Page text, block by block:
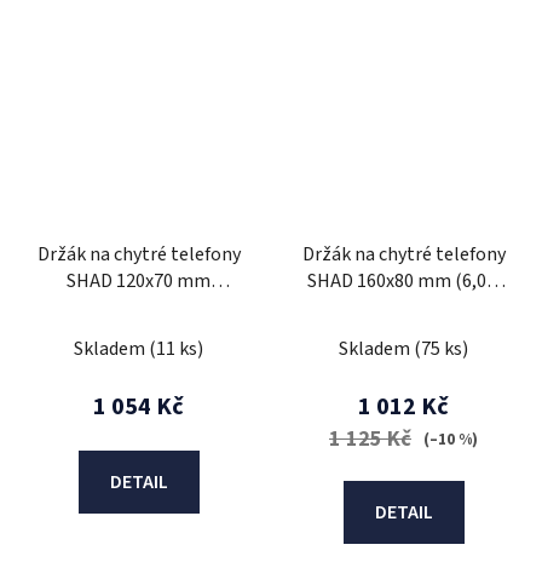
Držák na chytré telefony
SHAD 120x70 mm
Skladem (11 ks)
1 054 Kč
DETAIL
Držák na chytré telefony
SHAD 160x80 mm (6,0")
Skladem (75 ks)
1 012 Kč
1 125 Kč (–10 %)
DETAIL